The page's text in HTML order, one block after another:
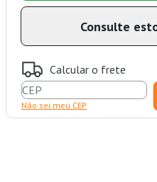
Consulte
Calcular o frete
Não sei meu CEP